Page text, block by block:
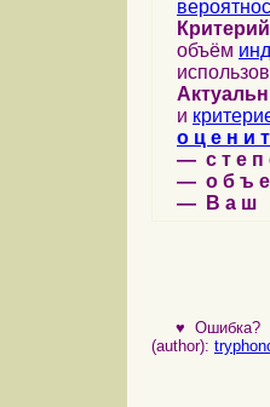
Критерий
объём
и
о ц е н и
— с т е п
— о б ъ
— В а ш
♥ Ошибка?
(author):